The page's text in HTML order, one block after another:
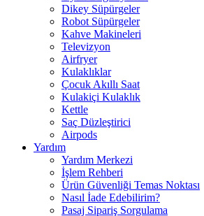
Dikey Süpürgeler
Robot Süpürgeler
Kahve Makineleri
Televizyon
Airfryer
Kulaklıklar
Çocuk Akıllı Saat
Kulakiçi Kulaklık
Kettle
Saç Düzleştirici
Airpods
Yardım
Yardım Merkezi
İşlem Rehberi
Ürün Güvenliği Temas Noktası
Nasıl İade Edebilirim?
Pasaj Sipariş Sorgulama